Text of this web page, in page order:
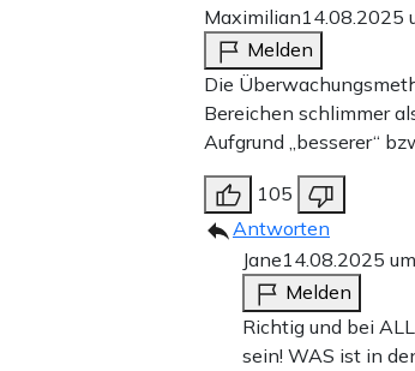
Maximilian14.08.2025
Melden
Die
Bereichen schlimmer
Aufgrund „besserer“
105
Antworten
Jane14.08.2025
Melden
Richtig und bei
sein! WAS ist in